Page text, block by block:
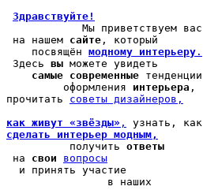
Здравствуйте!
            Мы
приветствуем вас
на нашем сайте , который
    посвящён
модному интерьеру .
Здесь вы можете увидеть
самые современные тенденции
         оформления
интерьера ,
прочитать cоветы дизайнеров,
как живут «звёзды» ,
сделать интерьер модным,
          получить
ответы
на свои
вопросы
  и принять участие
                в наших